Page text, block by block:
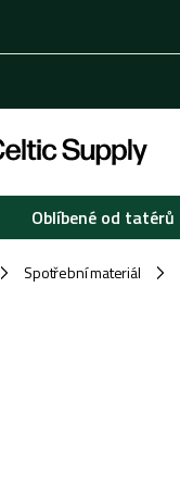
Oblíbené od tatérů
/ Spotřební materiál /